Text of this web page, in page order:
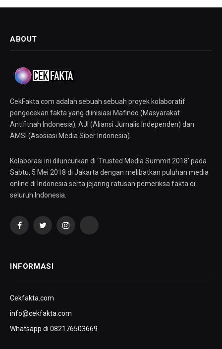
ABOUT
CekFakta.com adalah sebuah sebuah proyek kolaboratif
pengecekan fakta yang diinisiasi Mafindo (Masyarakat
Antifitnah Indonesia), AJI (Aliansi Jurnalis Independen) dan
AMSI (Asosiasi Media Siber Indonesia).
Kolaborasi ini diluncurkan di ‘Trusted Media Summit 2018’ pada
Sabtu, 5 Mei 2018 di Jakarta dengan melibatkan puluhan media
online di Indonesia serta jejaring ratusan pemeriksa fakta di
seluruh Indonesia.
FacebookTwitterInstagramYouTube
INFORMASI
Cekfakta.com
info@cekfakta.com
Whatsapp di 082176503669